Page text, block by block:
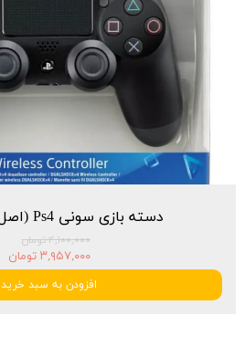
دسته بازی سونی Ps4 (اصل) - Orginal
۴,۱۰۰,۰۰۰ تومان
۳,۹۵۷,۰۰۰ تومان
افزودن به سبد خرید